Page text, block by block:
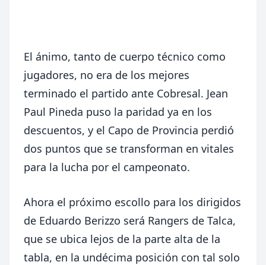
El ánimo, tanto de cuerpo técnico como
jugadores, no era de los mejores
terminado el partido ante Cobresal. Jean
Paul Pineda puso la paridad ya en los
descuentos, y el Capo de Provincia perdió
dos puntos que se transforman en vitales
para la lucha por el campeonato.
Ahora el próximo escollo para los dirigidos
de Eduardo Berizzo será Rangers de Talca,
que se ubica lejos de la parte alta de la
tabla, en la undécima posición con tal solo